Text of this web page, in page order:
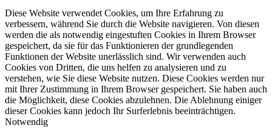
Diese Website verwendet Cookies, um Ihre Erfahrung zu
verbessern, während Sie durch die Website navigieren. Von diesen
werden die als notwendig eingestuften Cookies in Ihrem Browser
gespeichert, da sie für das Funktionieren der grundlegenden
Funktionen der Website unerlässlich sind. Wir verwenden auch
Cookies von Dritten, die uns helfen zu analysieren und zu
verstehen, wie Sie diese Website nutzen. Diese Cookies werden nur
mit Ihrer Zustimmung in Ihrem Browser gespeichert. Sie haben auch
die Möglichkeit, diese Cookies abzulehnen. Die Ablehnung einiger
dieser Cookies kann jedoch Ihr Surferlebnis beeinträchtigen.
Notwendig